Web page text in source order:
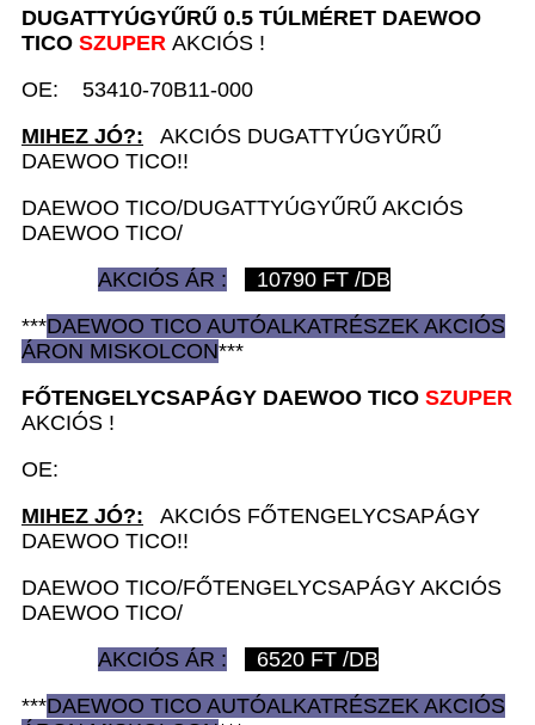
DUGATTYÚGYŰRŰ 0.5 TÚLMÉRET DAEWOO
TICO SZUPER AKCIÓS !
OE: 53410-70B11-000
MIHEZ JÓ?: AKCIÓS DUGATTYÚGYŰRŰ
DAEWOO TICO!!
DAEWOO TICO/DUGATTYÚGYŰRŰ AKCIÓS
DAEWOO TICO/
AKCIÓS ÁR :
10790 FT /DB
***DAEWOO TICO AUTÓALKATRÉSZEK AKCIÓS
ÁRON MISKOLCON***
FŐTENGELYCSAPÁGY DAEWOO TICO SZUPER
AKCIÓS !
OE:
MIHEZ JÓ?: AKCIÓS FŐTENGELYCSAPÁGY
DAEWOO TICO!!
DAEWOO TICO/FŐTENGELYCSAPÁGY AKCIÓS
DAEWOO TICO/
AKCIÓS ÁR :
6520 FT /DB
***DAEWOO TICO AUTÓALKATRÉSZEK AKCIÓS